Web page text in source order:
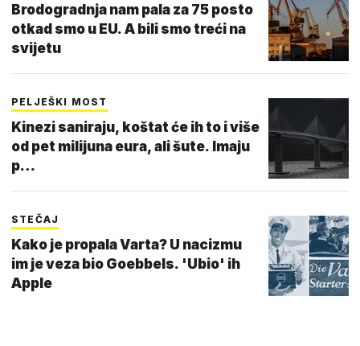
Brodogradnja nam pala za 75 posto
otkad smo u EU. A bili smo treći na
svijetu
PELJEŠKI MOST
Kinezi saniraju, koštat će ih to i više
od pet milijuna eura, ali šute. Imaju
p…
STEČAJ
Kako je propala Varta? U nacizmu
im je veza bio Goebbels. 'Ubio' ih
Apple